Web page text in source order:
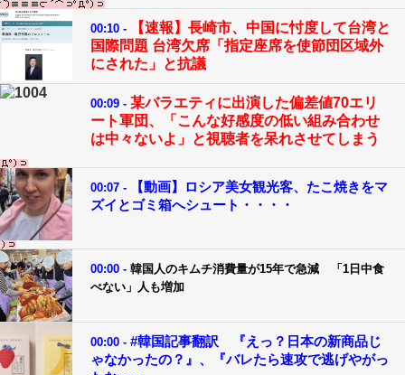
00:10 -
【速報】長崎市、中国に忖度して台湾と
国際問題 台湾欠席「指定座席を使節団区域外
にされた」と抗議
00:09 - 某バラエティに出演した偏差値70エリ
ート軍団、「こんな好感度の低い組み合わせ
は中々ないよ」と視聴者を呆れさせてしまう
00:07 -
【動画】ロシア美女観光客、たこ焼きをマ
ズイとゴミ箱へシュート・・・・
00:00 - 韓国人のキムチ消費量が15年で急減 「1日中食
べない」人も増加
00:00 - #韓国記事翻訳 『えっ？日本の新商品じ
ゃなかったの？』、『バレたら速攻で逃げやがっ